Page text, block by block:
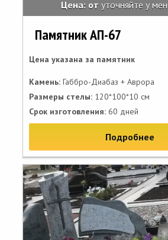
Цена: от уточняйте у
Памятник АП-67
Цена указана за памятник
Камень: Габбро-Диабаз + Аврора
Размеры стелы: 120*100*10 см
Срок изготовления: 60 дней
Подробнее